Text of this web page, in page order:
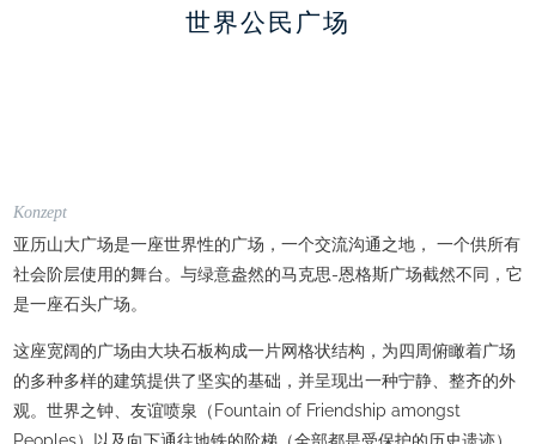
世界公民广场
Konzept
亚历山大广场是一座世界性的广场，一个交流沟通之地， 一个供所有
社会阶层使用的舞台。与绿意盎然的马克思-恩格斯广场截然不同，它
是一座石头广场。
这座宽阔的广场由大块石板构成一片网格状结构，为四周俯瞰着广场
的多种多样的建筑提供了坚实的基础，并呈现出一种宁静、整齐的外
观。世界之钟、友谊喷泉（Fountain of Friendship amongst
Peoples）以及向下通往地铁的阶梯（全部都是受保护的历史遗迹）